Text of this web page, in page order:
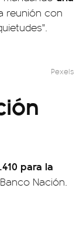
reunión con
Pexels
para la
Nación.